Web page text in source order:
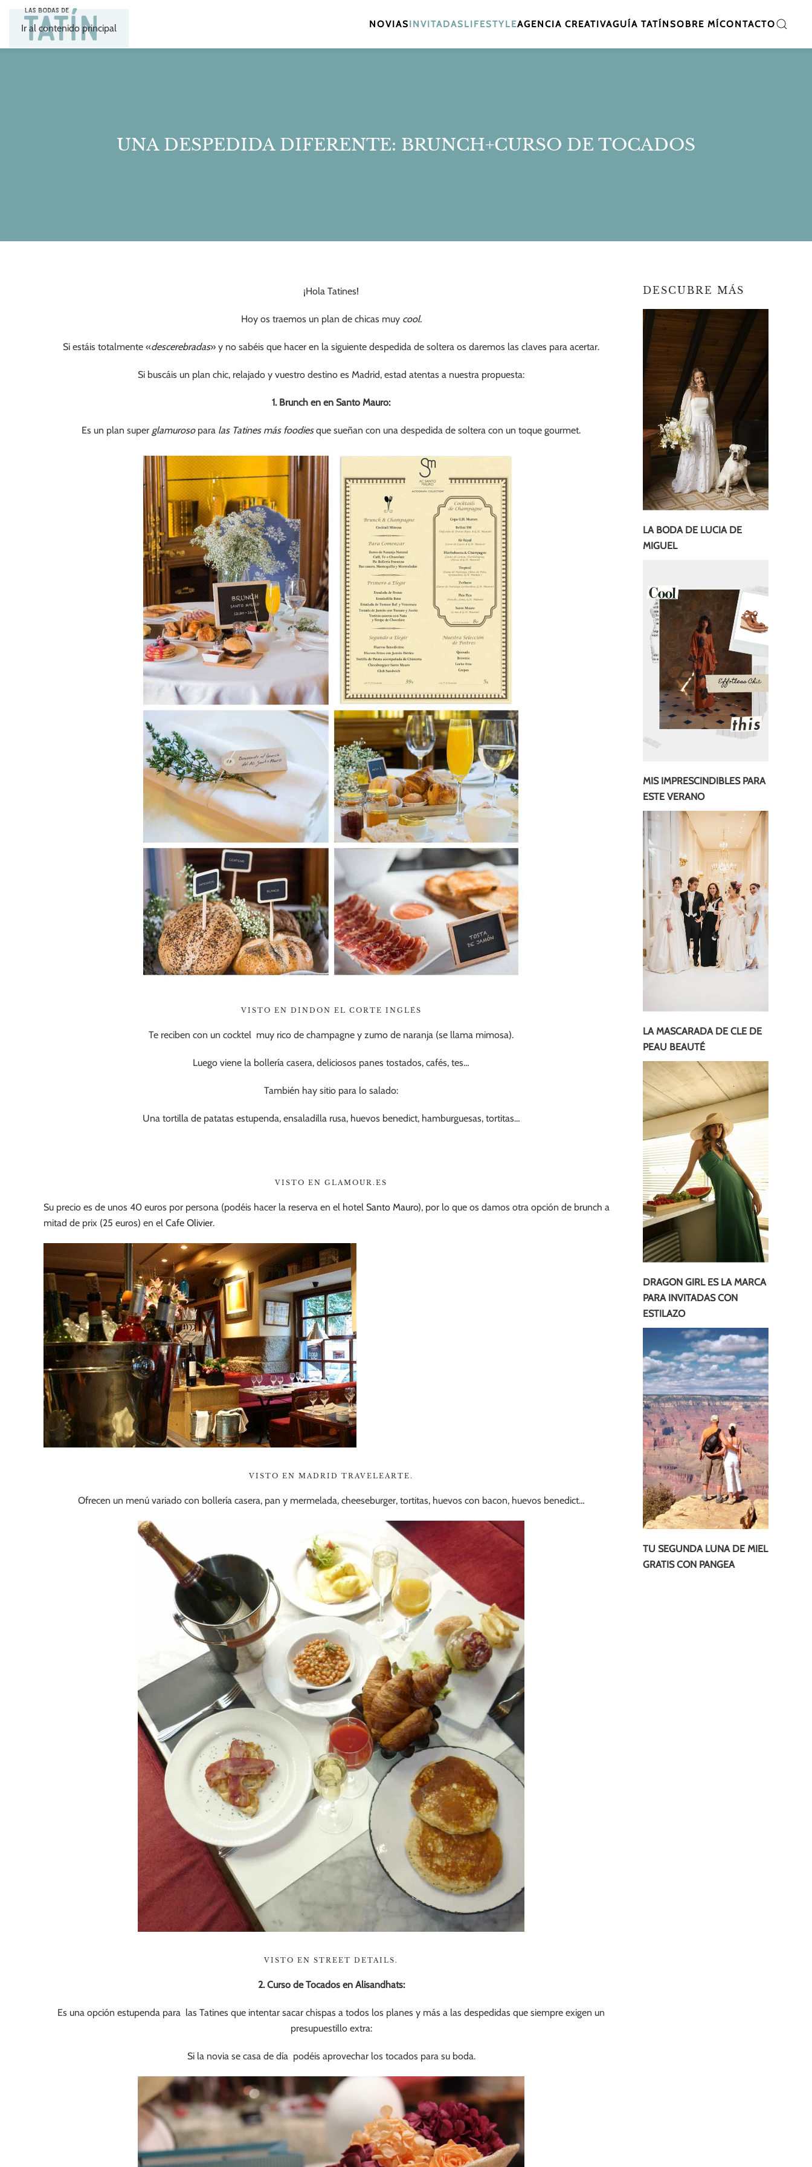
Ir al contenido principal NOVIASINVITADASLIFESTYLEAGENCIA CREATIVAGUÍA TATÍNSOBRE MÍCONTACTO
UNA DESPEDIDA DIFERENTE: BRUNCH+CURSO DE TOCADOS
¡Hola Tatines!
Hoy os traemos un plan de chicas muy cool.
Si estáis totalmente «descerebradas» y no sabéis que hacer en la siguiente despedida de soltera os daremos las claves para acertar.
Si buscáis un plan chic, relajado y vuestro destino es Madrid, estad atentas a nuestra propuesta:
1. Brunch en en Santo Mauro:
Es un plan super glamurosopara las Tatines más foodiesque sueñan con una despedida de soltera con un toque gourmet.
VISTO EN DINDON EL CORTE INGLÉS
Te reciben con un cocktel muy rico de champagne y zumo de naranja (se llama mimosa).
Luego viene la bollería casera, deliciosos panes tostados, cafés, tes…
También hay sitio para lo salado:
Una tortilla de patatas estupenda, ensaladilla rusa, huevos benedict, hamburguesas, tortitas…
VISTO EN GLAMOUR.ES
Su precio es de unos 40 euros por persona (podéis hacer la reserva en el hotel Santo Mauro), por lo que os damos otra opción de brunch a
mitad de prix (25 euros) en el Cafe Olivier.
VISTO EN MADRID TRAVELEARTE.
Ofrecen un menú variado con bollería casera, pan y mermelada, cheeseburger, tortitas, huevos con bacon, huevos benedict…
VISTO EN STREET DETAILS.
2. Curso de Tocados en Alisandhats:
Es una opción estupenda para las Tatines que intentar sacar chispas a todos los planes y más a las despedidas que siempre exigen un
presupuestillo extra:
Si la novia se casa de día podéis aprovechar los tocados para su boda.
DESCUBRE MÁS
LA BODA DE LUCIA DE
MIGUEL
MIS IMPRESCINDIBLES PARA
ESTE VERANO
LA MASCARADA DE CLE DE
PEAU BEAUTÉ
DRAGON GIRL ES LA MARCA
PARA INVITADAS CON
ESTILAZO
TU SEGUNDA LUNA DE MIEL
GRATIS CON PANGEA